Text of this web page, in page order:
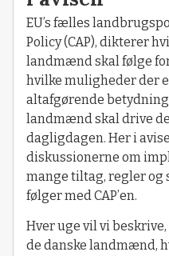
EU’s fælles
Policy (CAP), dikterer
landmænd skal følge
hvilke muligheder der
altafgørende betydning
landmænd skal drive
dagligdagen. Her i
diskussionerne om
mange tiltag, regler
følger med CAP’en.
Hver uge vil vi beskrive,
de danske landmænd,